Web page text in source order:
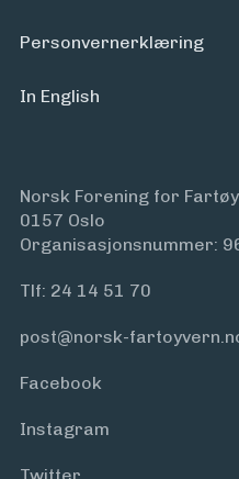
Personvern­erklæring
In English
Norsk Forening for
0157 Oslo
Organisasjonsnummer:
Tlf: 24 14 51 70
post@norsk-
Facebook
Instagram